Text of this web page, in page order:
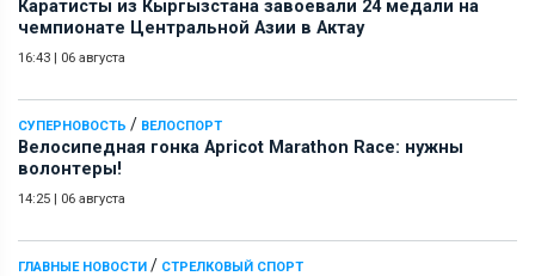
Каратисты из Кыргызстана завоевали 24 медали на
чемпионате Центральной Азии в Актау
16:43 | 06 августа
СУПЕРНОВОСТЬ / ВЕЛОСПОРТ
Велосипедная гонка Apricot Marathon Race: нужны
волонтеры!
14:25 | 06 августа
ГЛАВНЫЕ НОВОСТИ / СТРЕЛКОВЫЙ СПОРТ